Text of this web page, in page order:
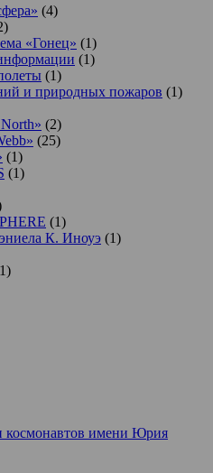
(4)
«Гонец» (1)
(1)
(1)
и природных пожаров (1)
(2)
(25)
(1)
(1)
(1)
К. Иноуэ (1)
космонавтов имени Юрия